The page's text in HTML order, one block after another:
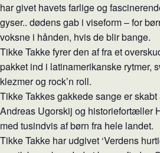
har givet havets farlige og
gyser.. dødens gab i viseform – for
voksne i hånden, hvis de blir bange.
Tikke Takke fyrer den af fra et
pakket ind i latinamerikanske rytmer,
klezmer og rock’n roll.
Tikke Takkes gakkede sange er
Andreas Ugorskij og historiefortæller
med tusindvis af børn fra hele landet.
Tikke Takke har udgivet ‘Verdens